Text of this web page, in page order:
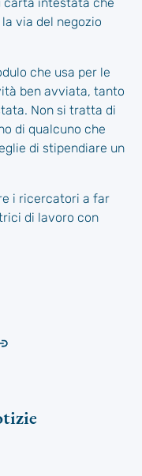
via del negozio
che usa per le
ben avviata, tanto
Non si tratta di
di qualcuno che
di stipendiare un
i ricercatori a far
di lavoro con